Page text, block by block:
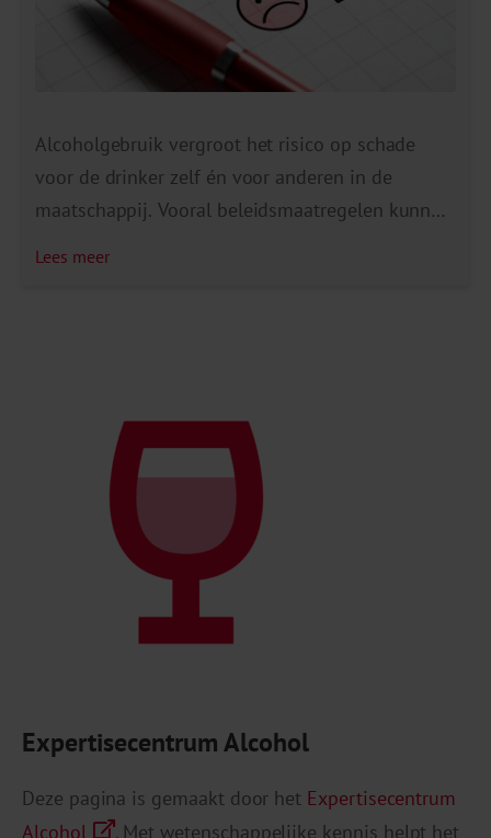
Expertisecentrum Alcohol
Deze pagina is gemaakt door het Expertisecentrum
Alcohol
. Met wetenschappelijke kennis helpt het
Alcoholgebruik vergroot het risico op schade
voor de drinker zelf én voor anderen in de
maatschappij. Vooral beleidsmaatregelen kunnen
Lees meer